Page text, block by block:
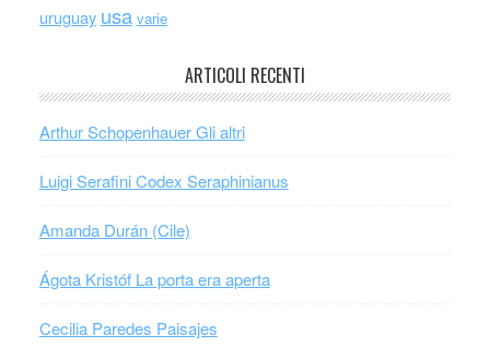
uruguay usa varie
ARTICOLI RECENTI
Arthur Schopenhauer Gli altri
Luigi Serafini Codex Seraphinianus
Amanda Durán (Cile)
Ágota Kristóf La porta era aperta
Cecilia Paredes Paisajes